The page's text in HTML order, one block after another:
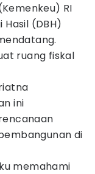
RI
(DBH)
ruang fiskal
ini
di
memahami